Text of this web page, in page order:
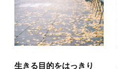
生きる目的をはっきり